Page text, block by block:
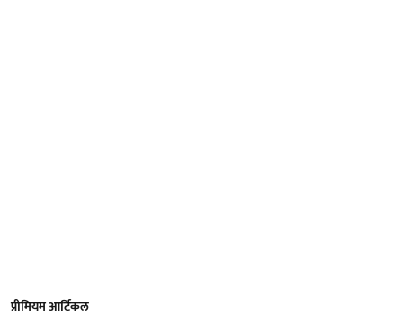
प्रीमियम आर्टिकल